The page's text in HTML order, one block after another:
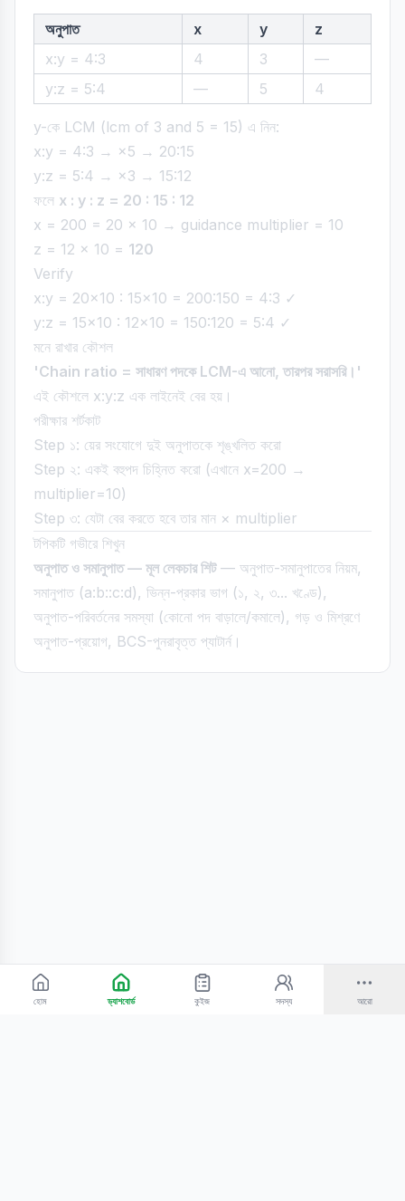
অনুপাত x y
z
x:y = 4:3
4 3
—
y:z = 5:4
— 5 4
y-কে LCM (lcm of 3 and 5 = 15) এ নিন:
x:y = 4:3 → ×5 → 20:15
y:z = 5:4 → ×3 → 15:12
ফলে x : y : z = 20 : 15 : 12
x = 200 = 20 × 10 → guidance multiplier = 10
z = 12 × 10 = 120
Verify
x:y = 20×10 : 15×10 = 200:150 = 4:3 ✓
y:z = 15×10 : 12×10 = 150:120 = 5:4 ✓
মনে রাখার কৌশল
'Chain ratio = সাধারণ পদকে LCM-এ আনো, তারপর সরাসরি।'
এই কৌশলে x:y:z এক লাইনেই বের হয়।
পরীক্ষার শর্টকাট
Step ১: য়ের সংযোগে দুই অনুপাতকে শৃঙ্খলিত করো
Step ২: একই বহুপদ চিহ্নিত করো (এখানে x=200 →
multiplier=10)
Step ৩: যেটা বের করতে হবে তার মান × multiplier
টপিকটি গভীরে শিখুন
অনুপাত ও সমানুপাত — মূল লেকচার শিট— অনুপাত-সমানুপাতের নিয়ম,
সমানুপাত (a:b::c:d), ভিন্ন-প্রকার ভাগ (১, ২, ৩... খণ্ডে),
অনুপাত-পরিবর্তনের সমস্যা (কোনো পদ বাড়ালে/কমালে), গড় ও মিশ্রণে
অনুপাত-প্রয়োগ, BCS-পুনরাবৃত্ত প্যাটার্ন।
হোম ড্যাশবোর্ড কুইজ সদস্য আরো